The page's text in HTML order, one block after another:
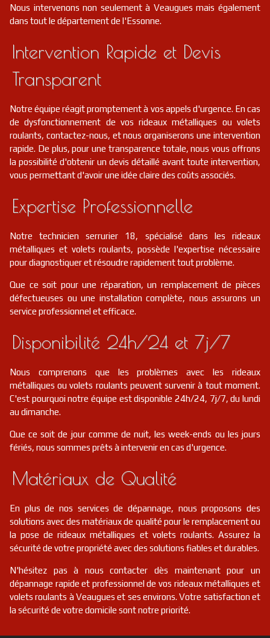
Nous intervenons non seulement à Veaugues mais également
dans tout le département de l'Essonne.
Intervention Rapide et Devis
Transparent
Notre équipe réagit promptement à vos appels d'urgence. En cas
de dysfonctionnement de vos rideaux métalliques ou volets
roulants, contactez-nous, et nous organiserons une intervention
rapide. De plus, pour une transparence totale, nous vous offrons
la possibilité d'obtenir un devis détaillé avant toute intervention,
vous permettant d'avoir une idée claire des coûts associés.
Expertise Professionnelle
Notre technicien serrurier 18, spécialisé dans les rideaux
métalliques et volets roulants, possède l'expertise nécessaire
pour diagnostiquer et résoudre rapidement tout problème.
Que ce soit pour une réparation, un remplacement de pièces
défectueuses ou une installation complète, nous assurons un
service professionnel et efficace.
Disponibilité 24h/24 et 7j/7
Nous comprenons que les problèmes avec les rideaux
métalliques ou volets roulants peuvent survenir à tout moment.
C'est pourquoi notre équipe est disponible 24h/24, 7j/7, du lundi
au dimanche.
Que ce soit de jour comme de nuit, les week-ends ou les jours
fériés, nous sommes prêts à intervenir en cas d'urgence.
Matériaux de Qualité
En plus de nos services de dépannage, nous proposons des
solutions avec des matériaux de qualité pour le remplacement ou
la pose de rideaux métalliques et volets roulants. Assurez la
sécurité de votre propriété avec des solutions fiables et durables.
N'hésitez pas à nous contacter dès maintenant pour un
dépannage rapide et professionnel de vos rideaux métalliques et
volets roulants à Veaugues et ses environs. Votre satisfaction et
la sécurité de votre domicile sont notre priorité.